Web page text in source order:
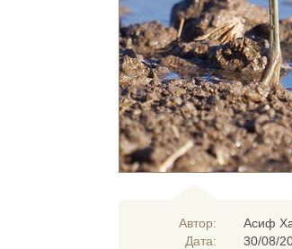
Автор:
Дата:
Асиф
30/08/